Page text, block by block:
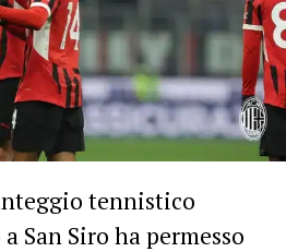
tennistico
San Siro ha permesso